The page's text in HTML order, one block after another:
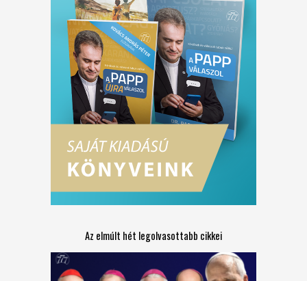
Az elmúlt hét legolvasottabb cikkei